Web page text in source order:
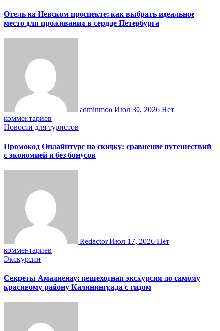
Отель на Невском проспекте: как выбрать идеальное
место для проживания в сердце Петербурга
adminmoo Июл 30, 2026 Нет
комментариев
Новости для туристов
Промокод Онлайнтурс на скидку: сравнение путешествий
с экономией и без бонусов
RedactorИюл 17, 2026 Нет
комментариев
Экскурсии
Секреты Амалиенау: пешеходная экскурсия по самому
красивому району Калининграда с гидом